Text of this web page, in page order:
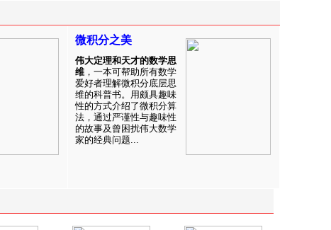
微积分之美
伟大定理和天才的数学思
维 ，一本可帮助所有数学
爱好者理解微积分底层思
维的科普书。用颇具趣味
性的方式介绍了微积分算
法，通过严谨性与趣味性
的故事及曾困扰伟大数学
家的经典问题...